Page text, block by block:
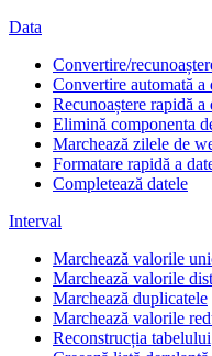
Data
Convertire/
Convertire automată a
Recunoaștere rapidă a
Elimină componenta
Marchează zilele de
Formatare rapidă a
Completează datele
Interval
Marchează valorile
Marchează valorile
Marchează duplicatele
Marchează valorile
Reconstrucția tabelului